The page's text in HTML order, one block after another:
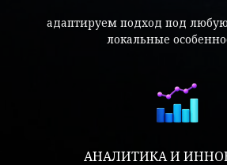
адаптируем подход под
локальные
АНАЛИТИКА И